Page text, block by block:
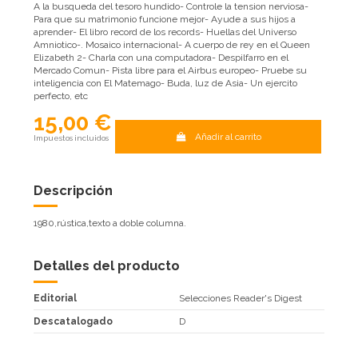
A la busqueda del tesoro hundido- Controle la tension nerviosa-
Para que su matrimonio funcione mejor- Ayude a sus hijos a
aprender- El libro record de los records- Huellas del Universo
Amniotico-. Mosaico internacional- A cuerpo de rey en el Queen
Elizabeth 2- Charla con una computadora- Despilfarro en el
Mercado Comun- Pista libre para el Airbus europeo- Pruebe su
inteligencia con El Matemago- Buda, luz de Asia- Un ejercito
perfecto, etc
15,00 €
Impuestos incluidos Añadir al carrito
Descripción
1980,rústica,texto a doble columna.
Detalles del producto
Editorial Selecciones Reader's Digest
Descatalogado D